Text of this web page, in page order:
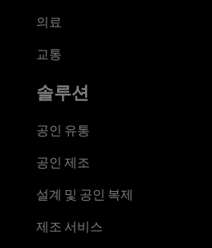
의료
교통
솔루션
공인 유통
공인 제조
설계 및 공인 복제
제조 서비스